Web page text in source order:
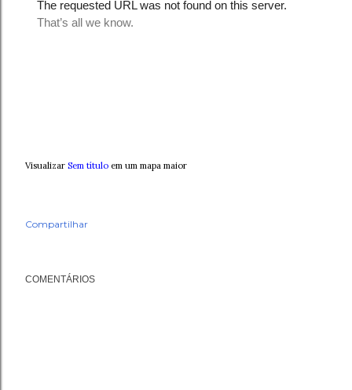
Visualizar Sem título em um mapa maior
Compartilhar
COMENTÁRIOS